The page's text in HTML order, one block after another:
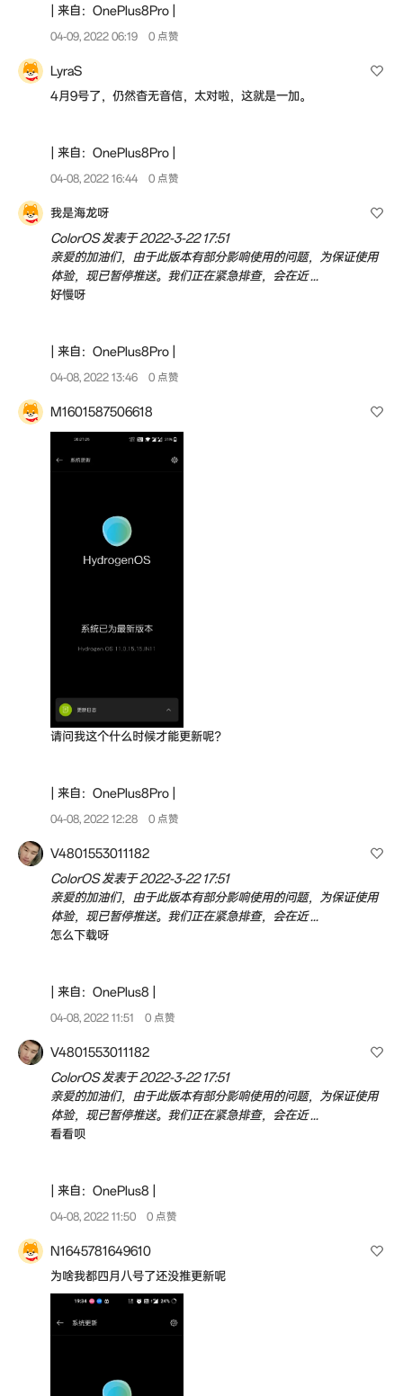
| 来自：OnePlus8Pro |
04-09, 2022 06:19 0 点赞
LyraS
4月9号了，仍然杳无音信，太对啦，这就是一加。
| 来自：OnePlus8Pro |
04-08, 2022 16:44 0 点赞
我是海龙呀
ColorOS 发表于 2022-3-22 17:51
亲爱的加油们，由于此版本有部分影响使用的问题，为保证使用
体验，现已暂停推送。我们正在紧急排查，会在近 ...
好慢呀
| 来自：OnePlus8Pro |
04-08, 2022 13:46 0 点赞
M1601587506618
请问我这个什么时候才能更新呢？
| 来自：OnePlus8Pro |
04-08, 2022 12:28 0 点赞
V4801553011182
ColorOS 发表于 2022-3-22 17:51
亲爱的加油们，由于此版本有部分影响使用的问题，为保证使用
体验，现已暂停推送。我们正在紧急排查，会在近 ...
怎么下载呀
| 来自：OnePlus8 |
04-08, 2022 11:51 0 点赞
V4801553011182
ColorOS 发表于 2022-3-22 17:51
亲爱的加油们，由于此版本有部分影响使用的问题，为保证使用
体验，现已暂停推送。我们正在紧急排查，会在近 ...
看看呗
| 来自：OnePlus8 |
04-08, 2022 11:50 0 点赞
N1645781649610
为啥我都四月八号了还没推更新呢